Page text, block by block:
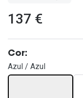
137 €
Cor:
Azul / Azul